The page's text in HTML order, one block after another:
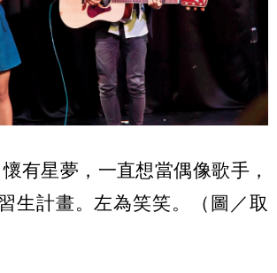
有星夢，一直想當偶像歌手，
生計畫。左為笑笑。（圖／取